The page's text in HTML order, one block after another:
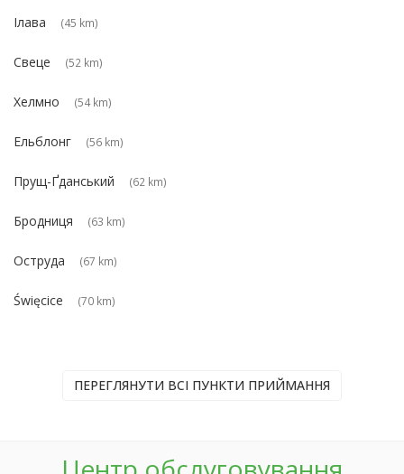
Ілава (45 km)
Свеце (52 km)
Хелмно (54 km)
Ельблонг (56 km)
Прущ-Ґданський (62 km)
Бродниця (63 km)
Оструда (67 km)
Święcice (70 km)
ПЕРЕГЛЯНУТИ ВСІ ПУНКТИ ПРИЙМАННЯ